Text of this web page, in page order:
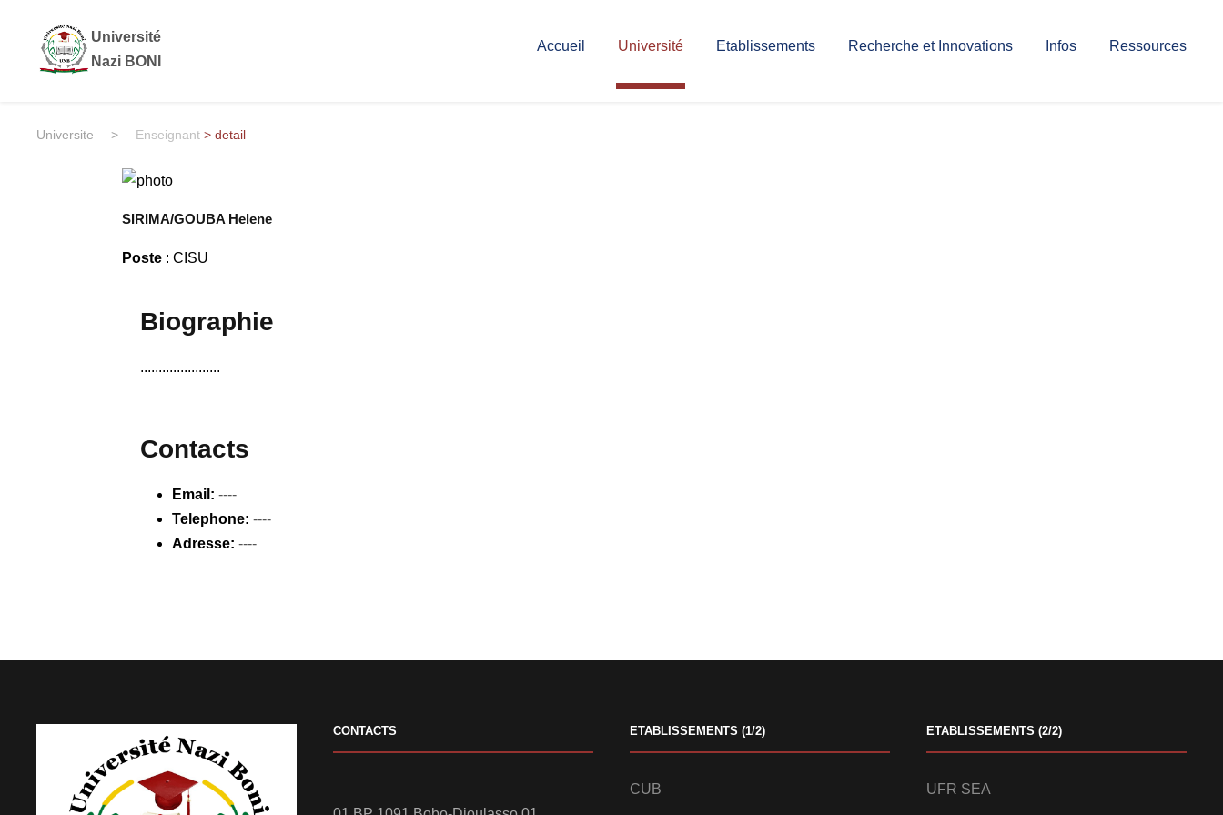
Université
Nazi BONI
Accueil Université Etablissements Recherche et Innovations Infos Ressources
Universite > Enseignant > detail
SIRIMA/GOUBA Helene
Poste : CISU
Biographie
......................
Contacts
Email: ----
Telephone: ----
Adresse: ----
CONTACTS ETABLISSEMENTS (1/2)
CUB
ETABLISSEMENTS (2/2)
UFR SEA